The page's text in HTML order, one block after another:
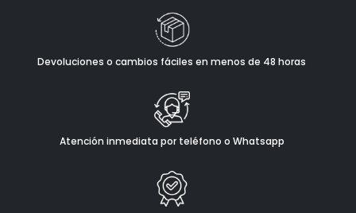
Devoluciones o cambios fáciles en menos de 48 horas
Atención inmediata por teléfono o Whatsapp